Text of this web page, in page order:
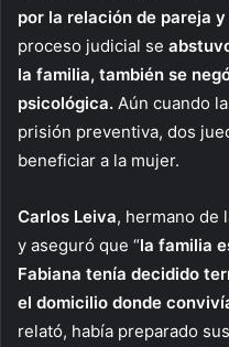
por la relación de pareja
proceso judicial se
la familia, también se
psicológica. Aún cuando
prisión preventiva, dos
beneficiar a la mujer.
Carlos Leiva, hermano de
y aseguró que “la familia
Fabiana tenía decidido
el domicilio donde
relató, había preparado